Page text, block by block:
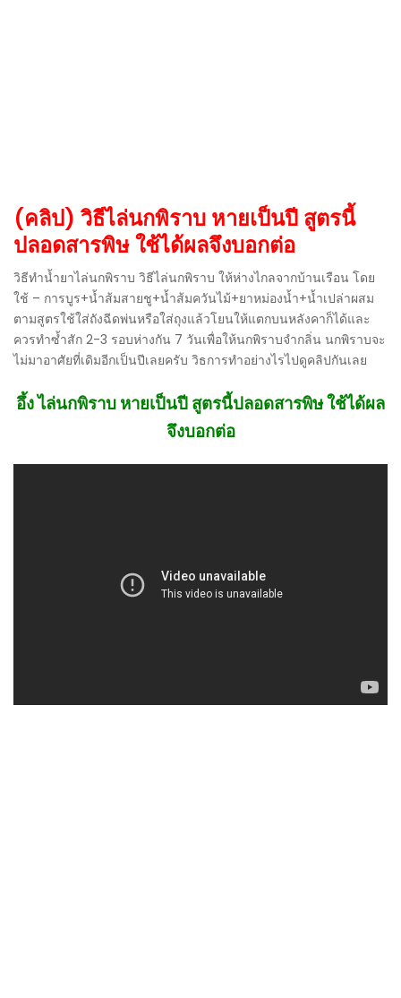
(คลิป) วิธีไล่นกพิราบ หายเป็นปี สูตรนี้
ปลอดสารพิษ ใช้ได้ผลจึงบอกต่อ
วิธีทำน้ำยาไล่นกพิราบ วิธีไล่นกพิราบ ให้ห่างไกลจากบ้านเรือน โดย
ใช้ – การบูร+น้ำส้มสายชู+น้ำส้มควันไม้+ยาหม่องน้ำ+น้ำเปล่าผสม
ตามสูตรใช้ใส่ถังฉีดพ่นหรือใส่ถุงแล้วโยนให้แตกบนหลังคาก็ได้และ
ควรทำซ้ำสัก 2-3 รอบห่างกัน 7 วันเพื่อให้นกพิราบจำกลิ่น นกพิราบจะ
ไม่มาอาศัยที่เดิมอีกเป็นปีเลยครับ วิธการทำอย่างไรไปดูคลิปกันเลย
อึ้ง ไล่นกพิราบ หายเป็นปี สูตรนี้ปลอดสารพิษ ใช้ได้ผล
จึงบอกต่อ